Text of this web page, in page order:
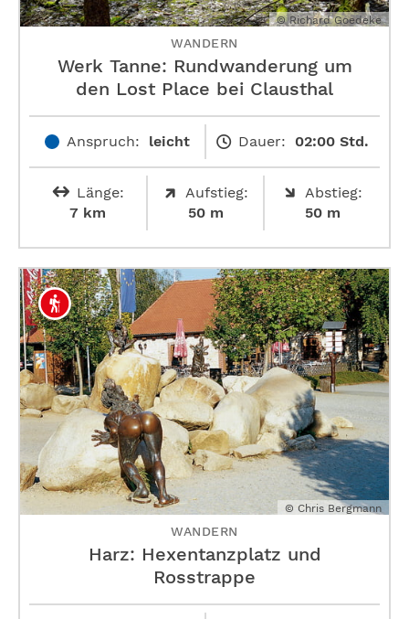
© Richard Goedeke
WANDERN
Werk Tanne: Rundwanderung um
den Lost Place bei Clausthal
Anspruch: leicht Dauer: 02:00 Std.
Länge:
7 km
Aufstieg:
50 m
Abstieg:
50 m
© Chris Bergmann
WANDERN
Harz: Hexentanzplatz und
Rosstrappe